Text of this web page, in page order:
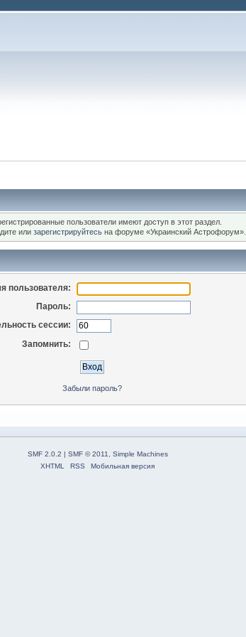
пользователи имеют доступ в этот раздел.
или зарегистрируйтесьна форуме «Украинский Астрофорум».
пользователя:
Пароль:
сессии:
Запомнить:
Забыли пароль?
SMF 2.0.2 | SMF © 2011
Simple Machines
XHTML
RSS Мобильная версия